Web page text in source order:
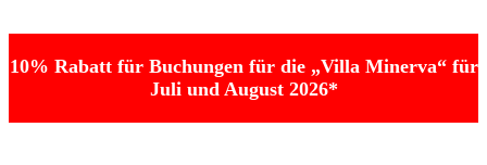
10% Rabatt für Buchungen für die „Villa Minerva“ für
Juli und August 2026*